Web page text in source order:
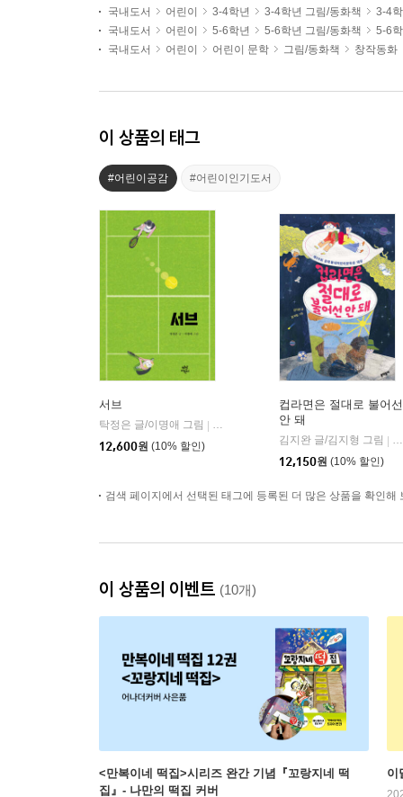
국내도서
어린이 3-4학년 3-4학년 그림/동화책
3-4
국내도서
어린이 5-6학년 5-6학년 그림/동화책
5-6
국내도서
어린이 어린이 문학 그림/동화책 창작동화
이 상품의 태그
#어린이공감 #어린이인기도서
서브
탁정은 글/이명애 그림
다산어린이
12,600원 (10% 할인)
컵라면은 절대로 불어선
안 돼
김지완 글/김지형 그림
12,150원 (10% 할인)
검색 페이지에서 선택된 태그에 등록된 더 많은 상품을 확인해
이 상품의 이벤트 (10개)
<만복이네 떡집>시리즈 완간 기념『꼬랑지네 떡
집』- 나만의 떡집 커버
이